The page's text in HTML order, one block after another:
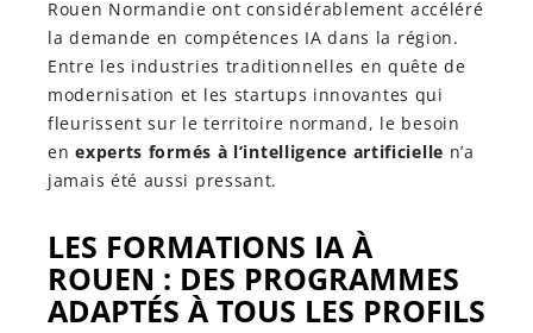
Rouen Normandie ont considérablement accéléré
la demande en compétences IA dans la région.
Entre les industries traditionnelles en quête de
modernisation et les startups innovantes qui
fleurissent sur le territoire normand, le besoin
enexperts formés à l’intelligence artificielle n’a
jamais été aussi pressant.
LES FORMATIONS IA À
ROUEN : DES PROGRAMMES
ADAPTÉS À TOUS LES PROFILS